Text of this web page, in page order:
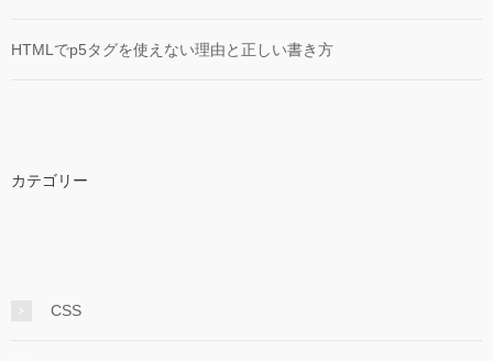
HTMLでp5タグを使えない理由と正しい書き方
カテゴリー
CSS